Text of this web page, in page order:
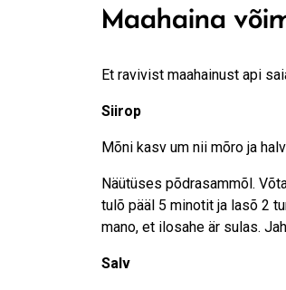
Maahaina
Et ravivist maahainust api
Siirop
Mõni kasv um nii mõro ja
Näütüses põdrasammõl.
tulõ pääl 5 minotit ja lasõ 2
mano, et ilosahe är sulas.
Salv